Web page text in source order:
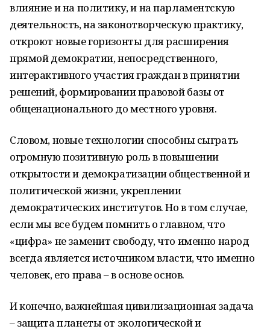
влияние и на политику, и на парламентскую
деятельность, на законотворческую практику,
откроют новые горизонты для расширения
прямой демократии, непосредственного,
интерактивного участия граждан в принятии
решений, формировании правовой базы от
общенационального до местного уровня.
Словом, новые технологии способны сыграть
огромную позитивную роль в повышении
открытости и демократизации общественной и
политической жизни, укреплении
демократических институтов. Но в том случае,
если мы все будем помнить о главном, что
«цифра» не заменит свободу, что именно народ
всегда является источником власти, что именно
человек, его права – в основе основ.
И конечно, важнейшая цивилизационная задача
– защита планеты от экологической и